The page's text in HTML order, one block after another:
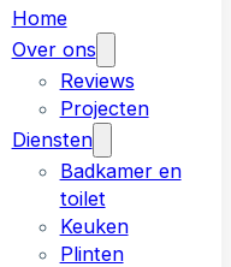
Home
Over ons
Reviews
Projecten
Diensten
Badkamer en
toilet
Keuken
Plinten